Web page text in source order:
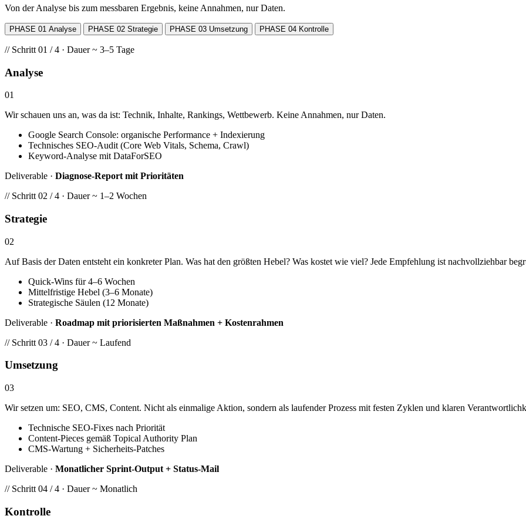
Von der Analyse bis zum messbaren Ergebnis, keine Annahmen, nur Daten.
PHASE 01 Analyse PHASE 02 Strategie PHASE 03 Umsetzung PHASE 04 Kontrolle
// Schritt 01 / 4 · Dauer ~ 3–5 Tage
Analyse
01
Wir schauen uns an, was da ist: Technik, Inhalte, Rankings, Wettbewerb. Keine Annahmen, nur Daten.
Google Search Console: organische Performance + Indexierung
Technisches SEO-Audit (Core Web Vitals, Schema, Crawl)
Keyword-Analyse mit DataForSEO
Deliverable · Diagnose-Report mit Prioritäten
// Schritt 02 / 4 · Dauer ~ 1–2 Wochen
Strategie
02
Auf Basis der Daten entsteht ein konkreter Plan. Was hat den größten Hebel? Was kostet wie viel? Jede Empfehlung ist nachvollziehbar
Quick-Wins für 4–6 Wochen
Mittelfristige Hebel (3–6 Monate)
Strategische Säulen (12 Monate)
Deliverable · Roadmap mit priorisierten Maßnahmen + Kostenrahmen
// Schritt 03 / 4 · Dauer ~ Laufend
Umsetzung
03
Wir setzen um: SEO, CMS, Content. Nicht als einmalige Aktion, sondern als laufender Prozess mit festen Zyklen und klaren
Technische SEO-Fixes nach Priorität
Content-Pieces gemäß Topical Authority Plan
CMS-Wartung + Sicherheits-Patches
Deliverable · Monatlicher Sprint-Output + Status-Mail
// Schritt 04 / 4 · Dauer ~ Monatlich
Kontrolle